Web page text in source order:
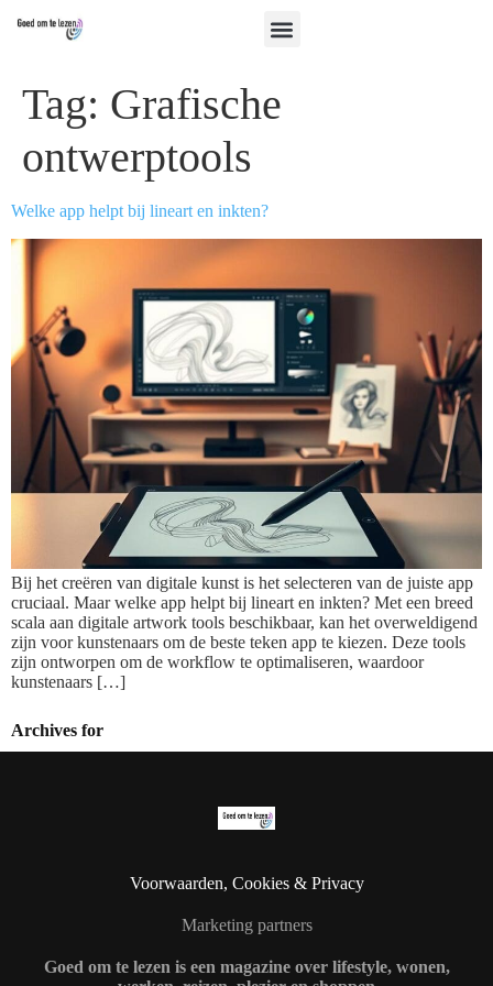
Tag: Grafische
ontwerptools
Welke app helpt bij lineart en inkten?
Bij het creëren van digitale kunst is het selecteren van de juiste app
cruciaal. Maar welke app helpt bij lineart en inkten? Met een breed
scala aan digitale artwork tools beschikbaar, kan het overweldigend
zijn voor kunstenaars om de beste teken app te kiezen. Deze tools
zijn ontworpen om de workflow te optimaliseren, waardoor
kunstenaars […]
Archives for
Voorwaarden, Cookies & Privacy
Marketing partners
Goed om te lezen is een magazine over lifestyle, wonen,